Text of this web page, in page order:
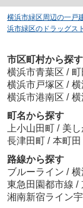
横浜市緑区周辺の一戸
浜市緑区のドラッグス
市区町村から探す
横浜市青葉区 / 町
横浜市戸塚区 / 横
横浜市港南区 / 横
町名から探す
上小山田町 / 美し
長津田町 / 本町田
路線から探す
ブルーライン / 横
東急田園都市線 /
湘南新宿ライン